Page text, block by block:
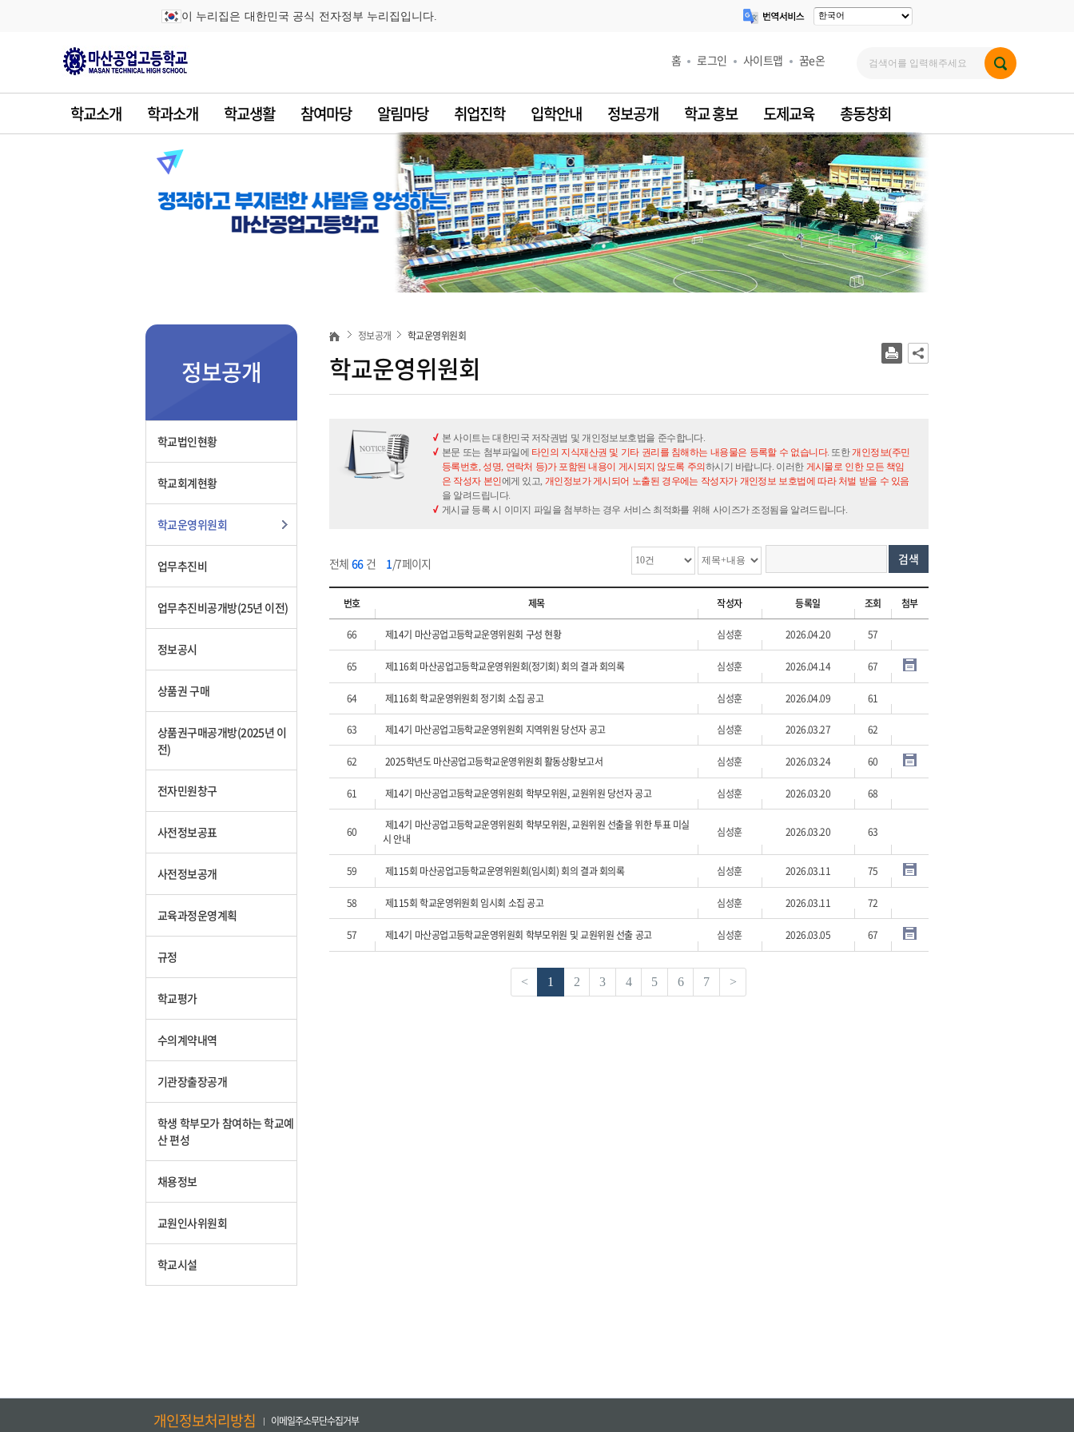
이 누리집은 대한민국 공식 전자정부 누리집입니다.
홈 로그인 사이트맵 꿈e온
학교소개 학과소개 학교생활 참여마당 알림마당 취업진학 입학안내 정보공개 학교 홍보 도제교육 총동창회
정보공개
학교법인현황
학교회계현황
학교운영위원회
업무추진비
업무추진비공개방(25년 이전)
정보공시
상품권 구매
상품권구매공개방(2025년 이
전)
전자민원창구
사전정보공표
사전정보공개
교육과정운영계획
규정
학교평가
수의계약내역
기관장출장공개
학생 학부모가 참여하는 학교예
산 편성
채용정보
교원인사위원회
학교시설
정보공개 학교운영위원회
학교운영위원회
본 사이트는 대한민국 저작권법 및 개인정보보호법을 준수합니다.
본문 또는 첨부파일에 타인의 지식재산권 및 기타 권리를 침해하는 내용물은 등록할 수 없습니다. 또한개인정보(주민
등록번호, 성명, 연락처 등)가 포함된 내용이 게시되지 않도록 주의 하시기 바랍니다. 이러한 게시물로 인한 모든 책임
은 작성자 본인에게 있고, 개인정보가 게시되어 노출된 경우에는 작성자가 개인정보 보호법에 따라 처벌 받을 수 있음
을 알려드립니다.
게시글 등록 시 이미지 파일을 첨부하는 경우 서비스 최적화를 위해 사이즈가 조정됨을 알려드립니다.
전체 66 건 1/7페이지 검색
번호 제목 작성자 등록일 조회 첨부
66 제14기 마산공업고등학교운영위원회 구성 현황 심성훈 2026.04.20 57
65 제116회 마산공업고등학교운영위원회(정기회) 회의 결과 회의록 심성훈 2026.04.14 67
64 제116회 학교운영위원회 정기회 소집 공고 심성훈 2026.04.09 61
63 제14기 마산공업고등학교운영위원회 지역위원 당선자 공고 심성훈 2026.03.27 62
62 2025학년도 마산공업고등학교운영위원회 활동상황보고서 심성훈 2026.03.24 60
61 제14기 마산공업고등학교운영위원회 학부모위원, 교원위원 당선자 공고 심성훈 2026.03.20 68
60
제14기 마산공업고등학교운영위원회 학부모위원, 교원위원 선출을 위한 투표 미실
시 안내
심성훈 2026.03.20 63
59 제115회 마산공업고등학교운영위원회(임시회) 회의 결과 회의록 심성훈 2026.03.11 75
58 제115회 학교운영위원회 임시회 소집 공고 심성훈 2026.03.11 72
57 제14기 마산공업고등학교운영위원회 학부모위원 및 교원위원 선출 공고 심성훈 2026.03.05 67
< 1 2 3 4 5 6 7 >
개인정보처리방침 이메일주소무단수집거부